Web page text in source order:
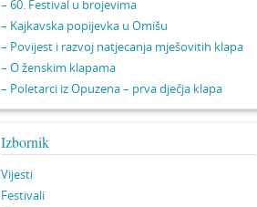
– 60. Festival u brojevima
– Kajkavska popijevka u Omišu
– Povijest i razvoj natjecanja mješovitih klapa
– O ženskim klapama
– Poletarci iz Opuzena – prva dječja klapa
Izbornik
Vijesti
Festivali